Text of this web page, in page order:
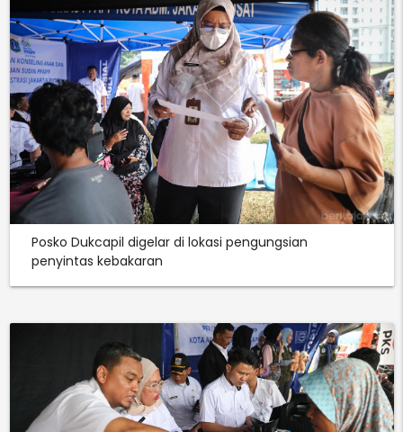
Posko Dukcapil digelar di lokasi pengungsian
penyintas kebakaran